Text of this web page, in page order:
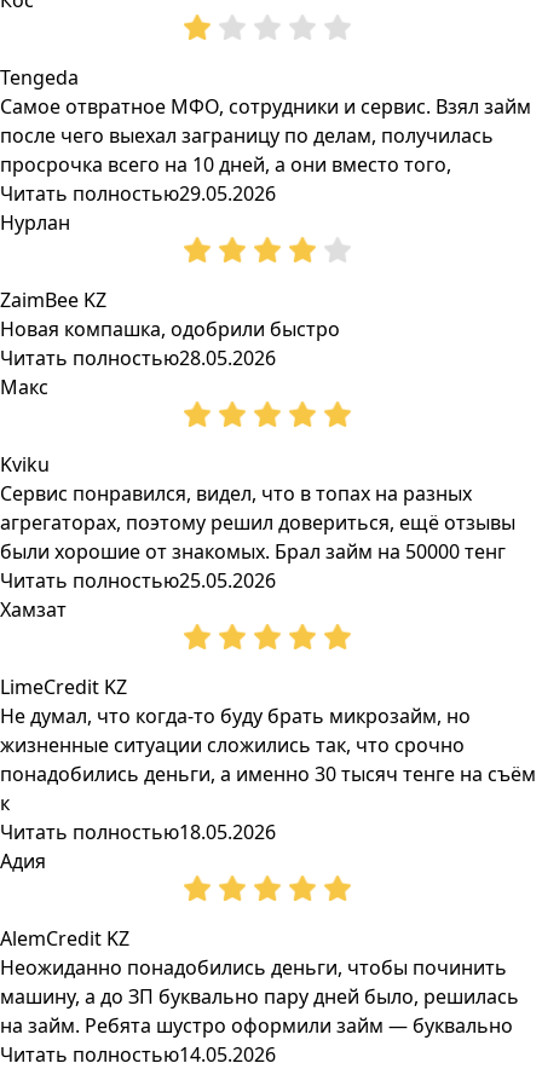
Tengeda
Самое отвратное МФО, сотрудники и сервис. Взял займ
после чего выехал заграницу по делам, получилась
просрочка всего на 10 дней, а они вместо того,
Читать полностью29.05.2026
Нурлан
ZaimBee KZ
Новая компашка, одобрили быстро
Читать полностью28.05.2026
Макс
Kviku
Сервис понравился, видел, что в топах на разных
агрегаторах, поэтому решил довериться, ещё отзывы
были хорошие от знакомых. Брал займ на 50000 тенг
Читать полностью25.05.2026
Хамзат
LimeCredit KZ
Не думал, что когда-то буду брать микрозайм, но
жизненные ситуации сложились так, что срочно
понадобились деньги, а именно 30 тысяч тенге на съём
к
Читать полностью18.05.2026
Адия
AlemCredit KZ
Неожиданно понадобились деньги, чтобы починить
машину, а до ЗП буквально пару дней было, решилась
на займ. Ребята шустро оформили займ — буквально
Читать полностью14.05.2026